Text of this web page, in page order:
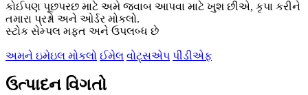
કોઈપણ પૂછપરછ માટે અમે જવાબ આપવા માટે ખુશ છીએ, કૃપા કરીને
તમારા પ્રશ્નો અને ઓર્ડર મોકલો.
સ્ટોક સેમ્પલ મફત અને ઉપલબ્ધ છે
અમને ઇમેઇલ મોકલો ઈમેલ વોટ્સએપ પીડીએફ
ઉત્પાદન વિગતો